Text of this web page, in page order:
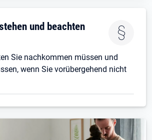
und beachten
Sie nachkommen müssen und
wenn Sie vorübergehend nicht